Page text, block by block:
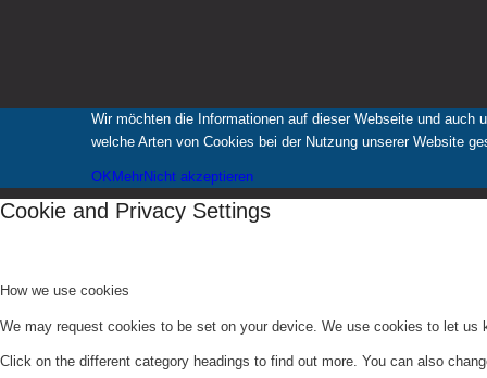
Wir möchten die Informationen auf dieser Webseite und
welche Arten von Cookies bei der Nutzung unserer Website
OK MehrNicht akzeptieren
Cookie and Privacy Settings
How we use cookies
We may request cookies to be set on your device. We use cookies to let
Click on the different category headings to find out more. You can also